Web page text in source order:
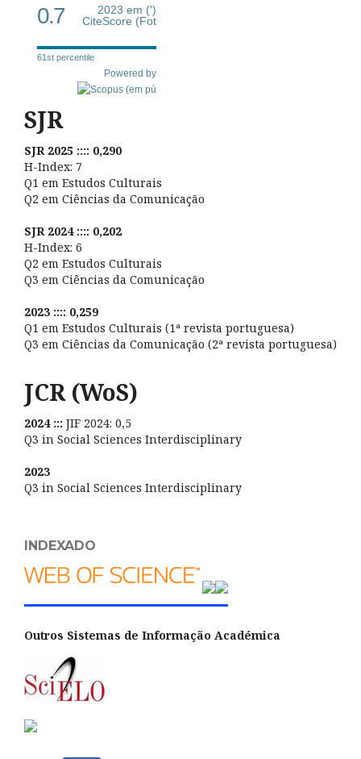
0.7
2023 em (')
CiteScore (Fot
61st percentile
Powered by
SJR
SJR 2025 :::: 0,290
H-Index: 7
Q1 em Estudos Culturais
Q2 em Ciências da Comunicação
SJR 2024 :::: 0,202
H-Index: 6
Q2 em Estudos Culturais
Q3 em Ciências da Comunicação
2023 :::: 0,259
Q1 em Estudos Culturais (1ª revista portuguesa)
Q3 em Ciências da Comunicação (2ª revista portuguesa)
JCR (WoS)
2024 ::: JIF 2024: 0,5
Q3 in Social Sciences Interdisciplinary
2023
Q3 in Social Sciences Interdisciplinary
INDEXADO
Outros Sistemas de Informação Académica